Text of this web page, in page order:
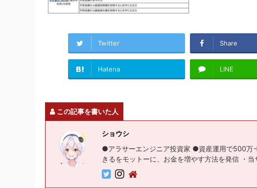
Twitter Share
Hatena LINE
この記事を書いた人
ショウシ
●アラサーエンジニア投資家 ●資産運用で500
きるをモットーに、お金を増やす方法を発信 ・